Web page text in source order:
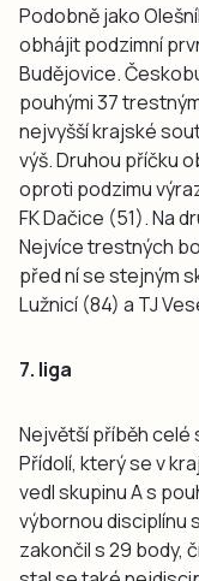
Podobně jako
obhájit podzimní
Budějovice.
pouhými 37
nejvyšší krajské
výš. Druhou příčku
oproti podzimu
FK Dačice (51). Na
Nejvíce trestných
před ní se stejným
Lužnicí (84) a TJ
7. liga
Největší příběh celé
Přídolí, který se v
vedl skupinu A s
výbornou disciplínu
zakončil s 29 body,